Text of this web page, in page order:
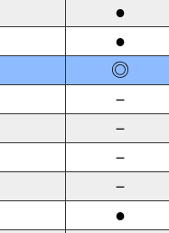
●
●
◎
－
－
－
－
●